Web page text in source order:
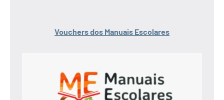
Vouchers dos Manuais Escolares